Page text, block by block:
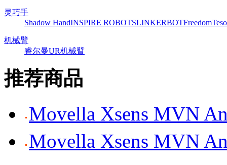
灵巧手
Shadow HandINSPIRE ROBOTSLINKERBOTFreedom
机械臂
睿尔曼UR机械臂
推荐商品
Movella Xsens MVN
Movella Xsens MVN